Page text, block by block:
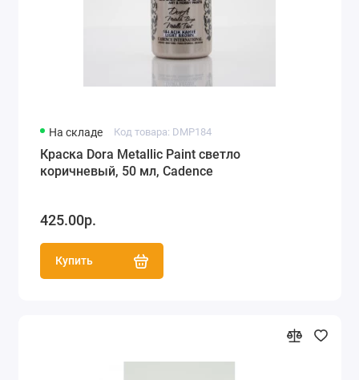
На складе Код товара: DMP184
Краска Dora Metallic Paint светло
коричневый, 50 мл, Cadence
425.00р.
Купить